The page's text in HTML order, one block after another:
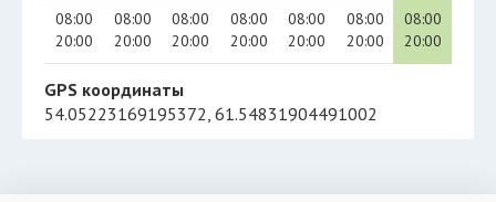
08:00
20:00
08:00
20:00
08:00
20:00
08:00
20:00
08:00
20:00
08:00
20:00
08:00
20:00
GPS координаты
54.05223169195372, 61.54831904491002